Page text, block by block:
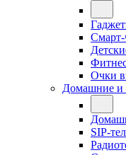
Очки
Домашние и
SIP-